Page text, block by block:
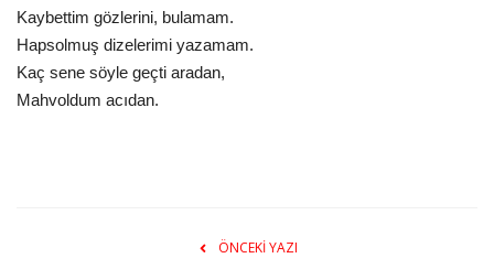
Kaybettim gözlerini, bulamam.
Hapsolmuş dizelerimi yazamam.
Kaç sene söyle geçti aradan,
Mahvoldum acıdan.
ÖNCEKI YAZI